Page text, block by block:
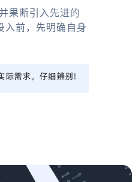
果断引入先进的
入前，先明确自身